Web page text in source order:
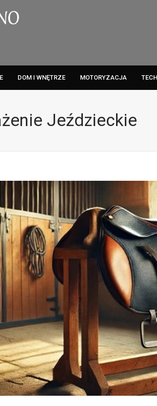
DOM I WNĘTRZE MOTORYZACJA
Jeździeckie